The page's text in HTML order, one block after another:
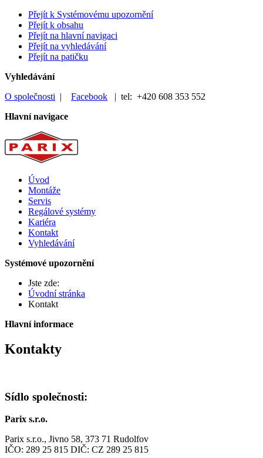
Přejít k Systémovému upozornění
Přejít k obsahu
Přejít na hlavní navigaci
Přejít na vyhledávání
Přejít na patičku
Vyhledávání
O společnosti | Facebook | tel: +420 608 353 552
Hlavní navigace
Úvod
Montáže
Servis
Regálové systémy
Kariéra
Kontakt
Vyhledávání
Systémové upozornění
Jste zde:
Úvodní stránka
Kontakt
Hlavní informace
Kontakty
Sídlo společnosti:
Parix s.r.o.
Parix s.r.o., Jivno 58, 373 71 Rudolfov
IČO: 289 25 815 DIČ: CZ 289 25 815